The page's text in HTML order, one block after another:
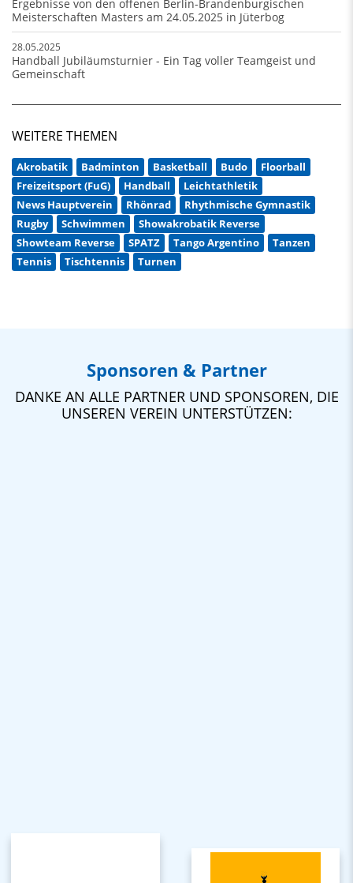
Ergebnisse von den offenen Berlin-Brandenburgischen
Meisterschaften Masters am 24.05.2025 in Jüterbog
28.05.2025
Handball Jubiläumsturnier - Ein Tag voller Teamgeist und
Gemeinschaft
WEITERE THEMEN
Akrobatik Badminton Basketball Budo
Floorball
Freizeitsport (FuG)
Handball
Leichtathletik
News Hauptverein
Rhönrad
Rhythmische Gymnastik
Rugby
Schwimmen
Showakrobatik Reverse
Showteam Reverse
SPATZ Tango Argentino
Tanzen
Tennis
Tischtennis Turnen
Sponsoren & Partner
DANKE AN ALLE PARTNER UND SPONSOREN, DIE
UNSEREN VEREIN UNTERSTÜTZEN: